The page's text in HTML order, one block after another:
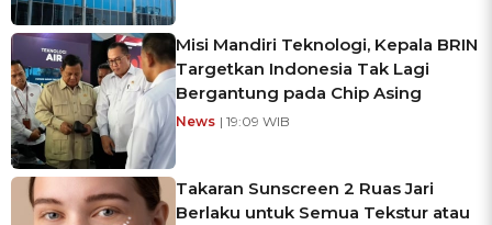
Misi Mandiri Teknologi, Kepala BRIN
Targetkan Indonesia Tak Lagi
Bergantung pada Chip Asing
News | 19:09 WIB
Takaran Sunscreen 2 Ruas Jari
Berlaku untuk Semua Tekstur atau